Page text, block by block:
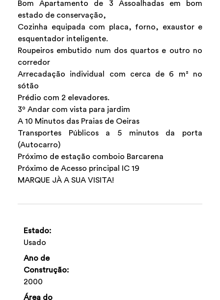
Bom Apartamento de 3 Assoalhadas em bom
estado de conservação,
Cozinha equipada com placa, forno, exaustor e
esquentador inteligente.
Roupeiros embutido num dos quartos e outro no
corredor
Arrecadação individual com cerca de 6 m² no
sótão
Prédio com 2 elevadores.
3º Andar com vista para jardim
A 10 Minutos das Praias de Oeiras
Transportes Públicos a 5 minutos da porta
(Autocarro)
Próximo de estação comboio Barcarena
Próximo de Acesso principal IC 19
MARQUE JÀ A SUA VISITA!
Estado:
Usado
Ano de
Construção:
2000
Área do